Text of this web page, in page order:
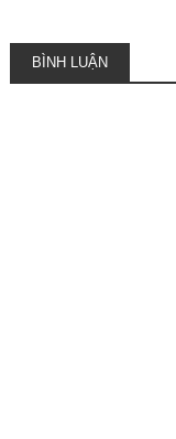
BÌNH LUẬN